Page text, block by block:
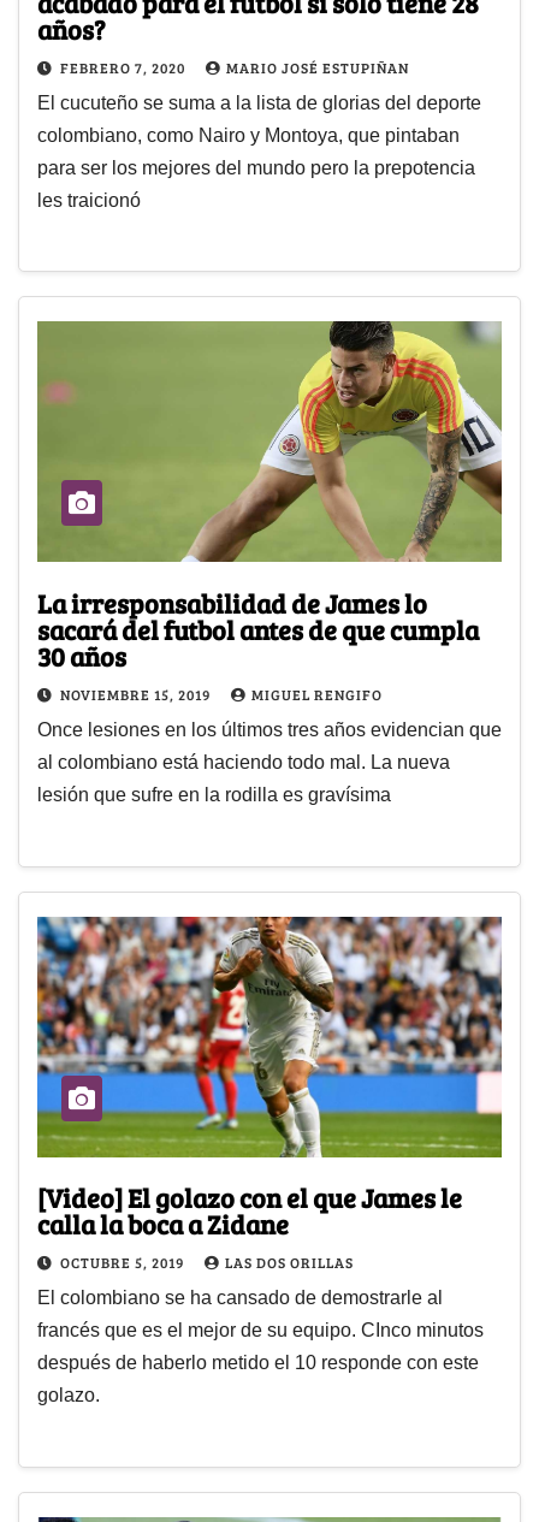
años?
FEBRERO 7, 2020 MARIO JOSÉ ESTUPIÑAN
El cucuteño se suma a la lista de glorias del deporte
colombiano, como Nairo y Montoya, que pintaban
para ser los mejores del mundo pero la prepotencia
les traicionó
La irresponsabilidad de James lo
sacará del futbol antes de que cumpla
30 años
NOVIEMBRE 15, 2019 MIGUEL RENGIFO
Once lesiones en los últimos tres años evidencian que
al colombiano está haciendo todo mal. La nueva
lesión que sufre en la rodilla es gravísima
[Video] El golazo con el que James le
calla la boca a Zidane
OCTUBRE 5, 2019 LAS DOS ORILLAS
El colombiano se ha cansado de demostrarle al
francés que es el mejor de su equipo. CInco minutos
después de haberlo metido el 10 responde con este
golazo.